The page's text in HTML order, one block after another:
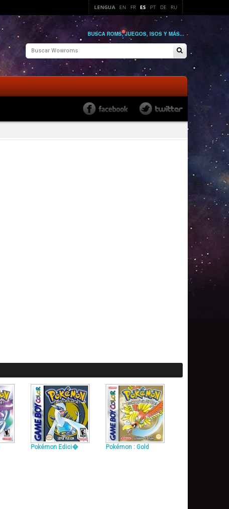
LENGUA EN FR ES PT DE RU
BUSCA ROMS, JUEGOS, ISOS Y MÁS...
Pokémon Edici� Pokémon : Gold